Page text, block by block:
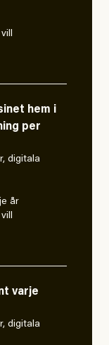
hem i
per
digitala
år
varje
digitala